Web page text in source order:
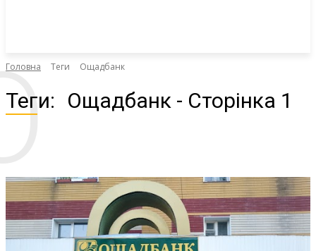
Головна Теги Ощадбанк
Теги: Ощадбанк - Сторінка 1